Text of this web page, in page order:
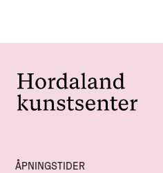
ÅPNINGSTIDER